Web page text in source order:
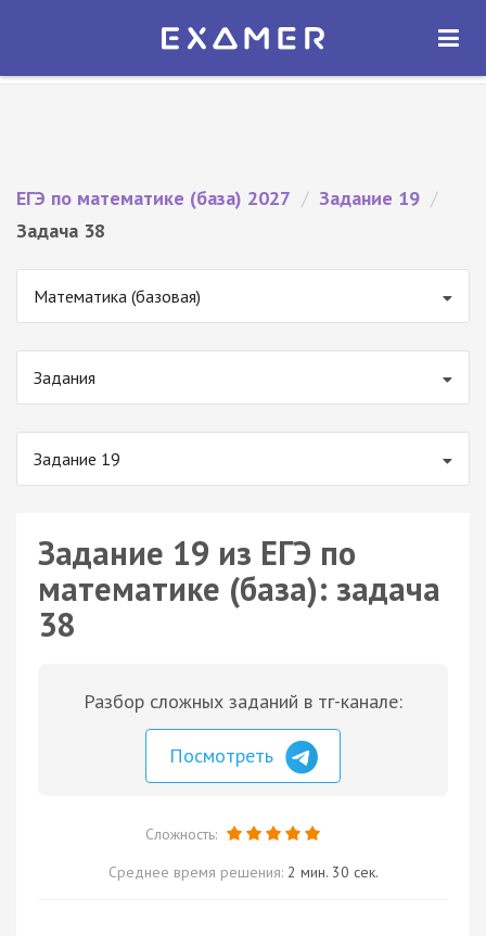
Экзамер — ЕГЭ 2027
ОТКРЫТЬ
ЕГЭ по математике (база) 2027 / Задание 19 /
Задача 38
Математика (базовая)
Задания
Задание 19
Задание 19 из ЕГЭ по
математике (база): задача
38
Разбор сложных заданий в тг-канале:
Посмотреть
Сложность:
Среднее время решения: 2 мин. 30 сек.